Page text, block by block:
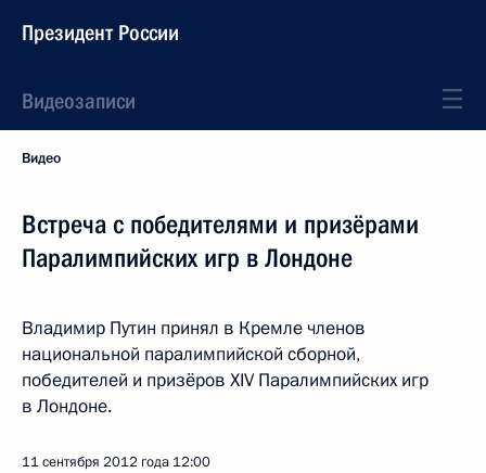
Президент России
Видеозаписи
Видео
Встреча с победителями и призёрами
Паралимпийских игр в Лондоне
Владимир Путин принял в Кремле членов
национальной паралимпийской сборной,
победителей и призёров XIV Паралимпийских игр
в Лондоне.
11 сентября 2012 года 12:00